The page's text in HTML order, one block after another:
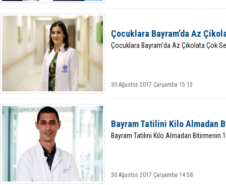
Çocuklara Bayram’da Az
Çocuklara Bayram’da Az Çikolata Çok
30 Ağustos 2017 Çarşamba 15:13
Bayram Tatilini Kilo Almadan
Bayram Tatilini Kilo Almadan Bitirmenin
30 Ağustos 2017 Çarşamba 14:58